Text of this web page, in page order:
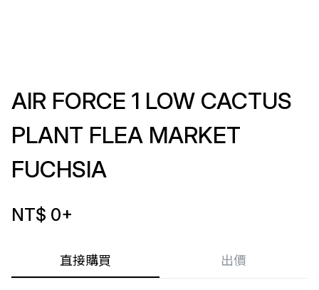
直接購買 出價
AIR FORCE 1 LOW CACTUS
PLANT FLEA MARKET
FUCHSIA
NT$ 0+